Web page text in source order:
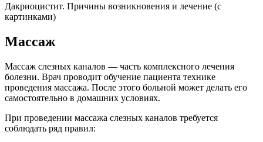
Дакриоцистит. Причины возникновения и лечение (с
картинками)
Массаж
Массаж слезных каналов — часть комплексного лечения
болезни. Врач проводит обучение пациента технике
проведения массажа. После этого больной может делать его
самостоятельно в домашних условиях.
При проведении массажа слезных каналов требуется
соблюдать ряд правил: